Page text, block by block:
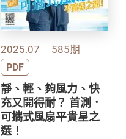
2025.07 585期
PDF
靜、輕、夠風力、快
充又開得耐？ 首測．
可攜式風扇平貴星之
選！